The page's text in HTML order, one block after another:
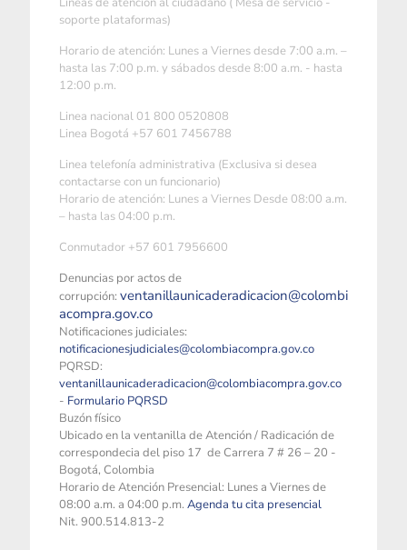
soporte plataformas)
Horario de atención: Lunes a Viernes desde 7:00 a.m. –
hasta las 7:00 p.m. y sábados desde 8:00 a.m. - hasta
12:00 p.m.
Linea nacional 01 800 0520808
Linea Bogotá +57 601 7456788
Linea telefonía administrativa (Exclusiva si desea
contactarse con un funcionario)
Horario de atención: Lunes a Viernes Desde 08:00 a.m.
– hasta las 04:00 p.m.
Conmutador +57 601 7956600
Denuncias por actos de
corrupción: ventanillaunicaderadicacion@colombi
acompra.gov.co
Notificaciones judiciales:
notificacionesjudiciales@colombiacompra.gov.co
PQRSD:
ventanillaunicaderadicacion@colombiacompra.gov.co
- Formulario PQRSD
Buzón físico
Ubicado en la ventanilla de Atención / Radicación de
correspondecia del piso 17 de Carrera 7 # 26 – 20 -
Bogotá, Colombia
Horario de Atención Presencial: Lunes a Viernes de
08:00 a.m. a 04:00 p.m. Agenda tu cita presencial
Nit. 900.514.813-2